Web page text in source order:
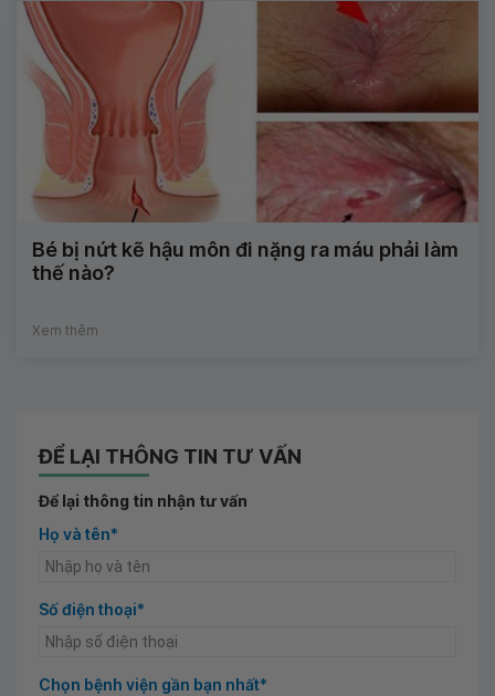
Bé bị nứt kẽ hậu môn đi nặng ra máu phải làm
thế nào?
Xem thêm
ĐỂ LẠI THÔNG TIN TƯ VẤN
Để lại thông tin nhận tư vấn
Họ và tên*
Số điện thoại*
Chọn bệnh viện gần bạn nhất*